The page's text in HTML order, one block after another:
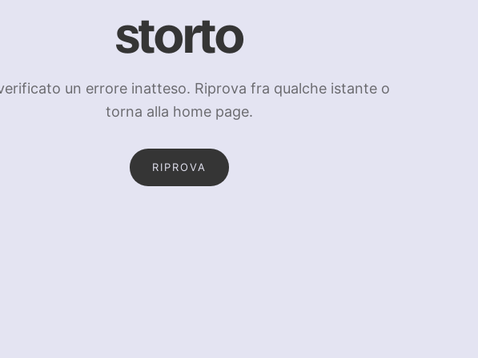
storto
un errore inatteso. Riprova fra qualche istante o
torna alla home page.
RIPROVA